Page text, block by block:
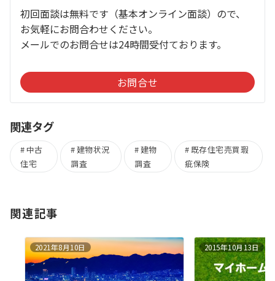
初回面談は無料です（基本オンライン面談）ので、
お気軽にお問合わせください。
メールでのお問合せは24時間受付ております。
お問合せ
関連タグ
中古
住宅
建物状況
調査
建物
調査
既存住宅売買瑕
疵保険
関連記事
2021年8月10日 2015年10月13日